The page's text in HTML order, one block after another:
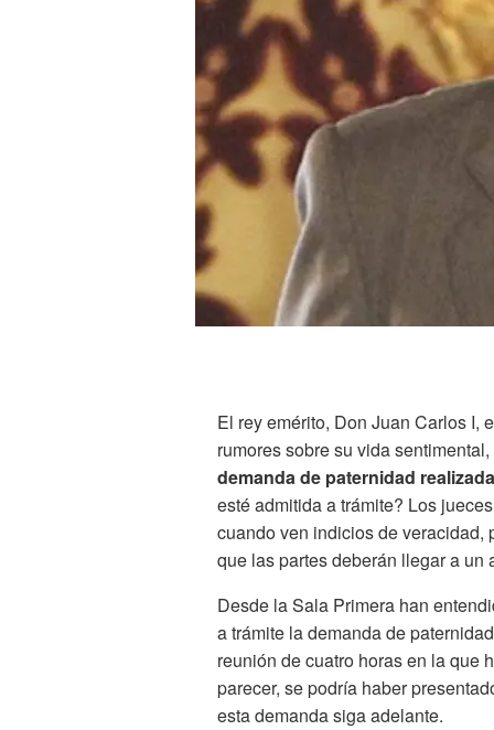
El rey emérito, Don Juan Carlos I,
rumores sobre su vida
demanda de paternidad
esté admitida a trámite? Los
cuando ven indicios de veracidad,
que las partes deberán llegar a un
Desde la Sala Primera han
a trámite la demanda de
reunión de cuatro horas en la que
parecer, se podría haber
esta demanda siga adelante.